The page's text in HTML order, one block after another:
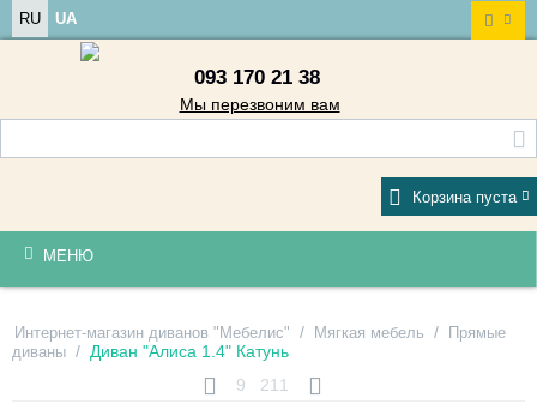
RU UA
093 170 21 38
Мы перезвоним вам
Корзина пуста
МЕНЮ
Интернет-магазин диванов "Мебелис" / Мягкая мебель / Прямые
диваны / Диван "Алиса 1.4" Катунь
9
211